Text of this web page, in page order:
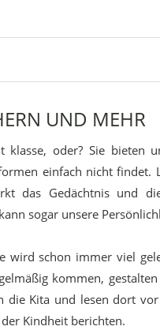
UND MEHR
klasse, oder? Sie bieten
einfach nicht findet.
das Gedächtnis und
sogar unsere
wird schon immer viel
kommen,
die Kita und lesen dort
Kindheit berichten.